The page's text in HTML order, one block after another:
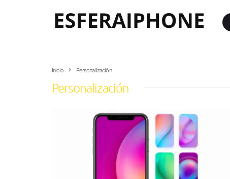
Inicio Personalización
Personalización